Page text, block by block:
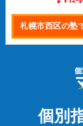
札幌市西区の塾
個別